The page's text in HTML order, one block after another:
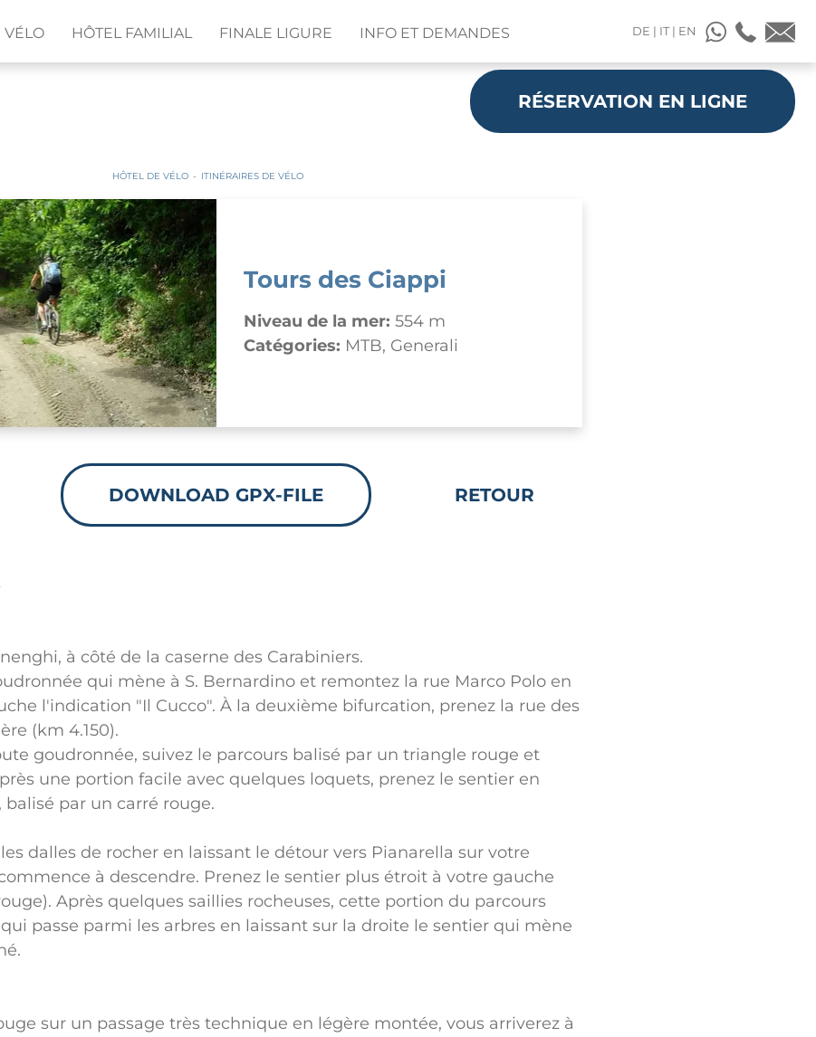
VÉLO HÔTEL FAMILIAL FINALE LIGURE INFO ET DEMANDES DE | IT | EN
RÉSERVATION EN LIGNE
HÔTEL DE VÉLO - ITINÉRAIRES DE VÉLO
Tours des Ciappi
Niveau de la mer: 554 m
Catégories: MTB, Generali
DOWNLOAD GPX-FILE RETOUR
à côté de la caserne des Carabiniers.
qui mène à S. Bernardino et remontez la rue Marco Polo en
l'indication "Il Cucco". À la deuxième bifurcation, prenez la rue des
(km 4.150).
goudronnée, suivez le parcours balisé par un triangle rouge et
une portion facile avec quelques loquets, prenez le sentier en
par un carré rouge.
dalles de rocher en laissant le détour vers Pianarella sur votre
à descendre. Prenez le sentier plus étroit à votre gauche
Après quelques saillies rocheuses, cette portion du parcours
passe parmi les arbres en laissant sur la droite le sentier qui mène
sur un passage très technique en légère montée, vous arriverez à